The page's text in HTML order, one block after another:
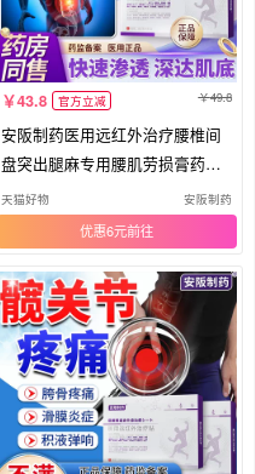
43.8 官方立减 49.8
安阪制药医用远红外治疗腰椎间
盘突出腿麻专用腰肌劳损膏药贴k
y
天猫好物 安阪制药
优惠6元